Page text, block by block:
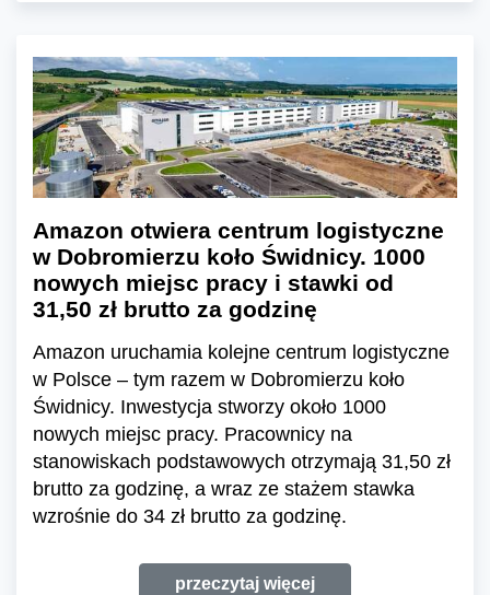
Amazon otwiera centrum logistyczne
w Dobromierzu koło Świdnicy. 1000
nowych miejsc pracy i stawki od
31,50 zł brutto za godzinę
Amazon uruchamia kolejne centrum logistyczne
w Polsce – tym razem w Dobromierzu koło
Świdnicy. Inwestycja stworzy około 1000
nowych miejsc pracy. Pracownicy na
stanowiskach podstawowych otrzymają 31,50 zł
brutto za godzinę, a wraz ze stażem stawka
wzrośnie do 34 zł brutto za godzinę.
przeczytaj więcej